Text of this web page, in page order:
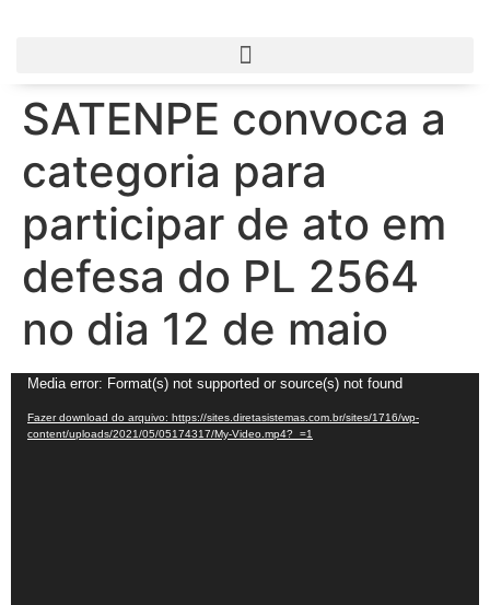
SATENPE convoca a
categoria para
participar de ato em
defesa do PL 2564
no dia 12 de maio
Tocador
de
vídeo
Media error: Format(s) not supported or source(s) not found
Fazer download do arquivo: https://sites.diretasistemas.com.br/sites/1716/wp-
content/uploads/2021/05/05174317/My-Video.mp4?_=1